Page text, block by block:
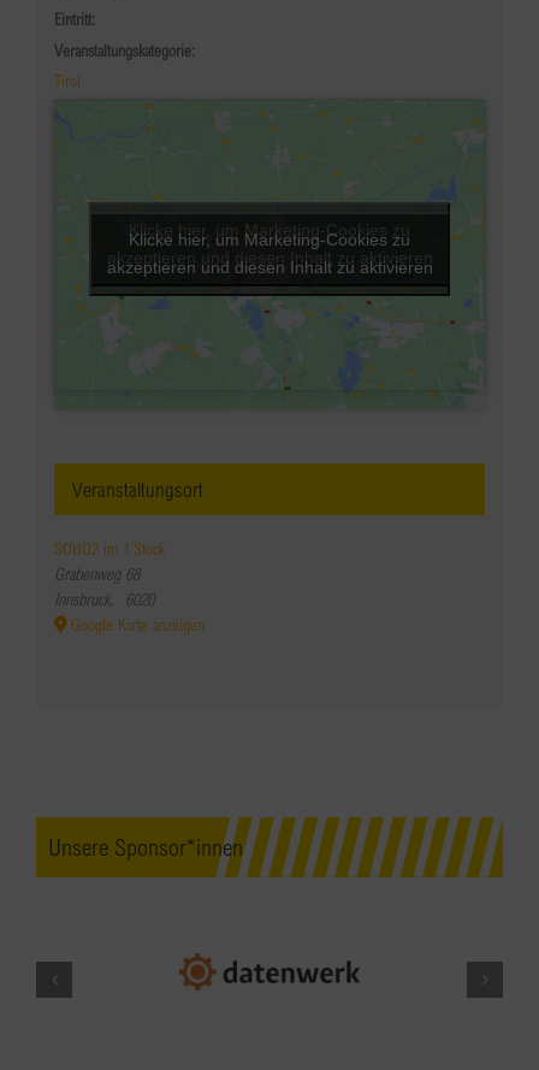
Eintritt:
Veranstaltungskategorie:
Tirol
Veranstaltungsort
SOHO2 im 1.Stock
Grabenweg 68
Innsbruck,
6020
Google Karte anzeigen
Klicke hier, um Marketing-Cookies zu
akzeptieren und diesen Inhalt zu aktivieren
Klicke hier, um Marketing-Cookies zu
akzeptieren und diesen Inhalt zu aktivieren
Unsere Sponsor*innen